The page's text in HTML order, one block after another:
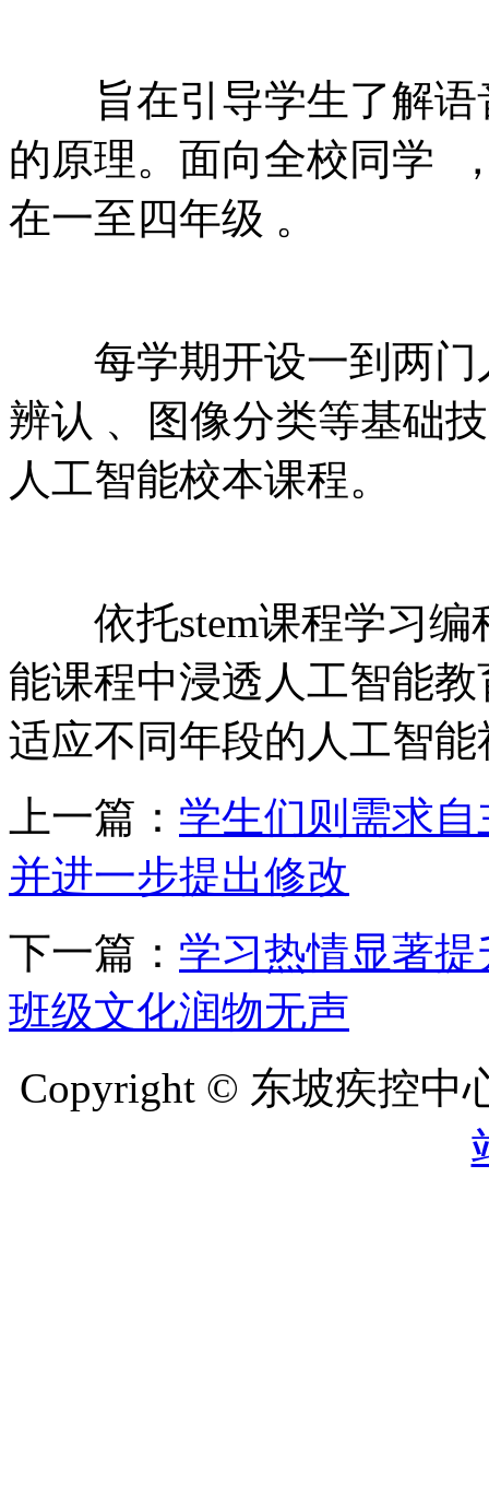
旨在引导学生了解语
的原理。面向全校同学
在一至四年级 。
每学期开设一到两门人
辨认 、图像分类等基础
人工智能校本课程。
依托stem课程学习编程
能课程中浸透人工智能教
适应不同年段的人工智能社
上一篇： 学生们则需求
并进一步提出修改
下一篇： 学习热情显著
班级文化润物无声
Copyright © 东坡疾控中